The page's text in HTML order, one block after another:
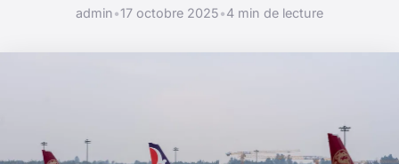
admin•17 octobre 2025•4 min de lecture